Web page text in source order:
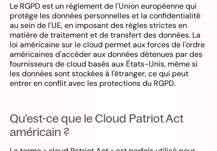
Le RGPD est un règlement de l'Union européenne qui
protège les données personnelles et la confidentialité
au sein de l'UE, en imposant des règles strictes en
matière de traitement et de transfert des données. La
loi américaine sur le cloud permet aux forces de l'ordre
américaines d'accéder aux données détenues par des
fournisseurs de cloud basés aux États-Unis, même si
les données sont stockées à l'étranger, ce qui peut
entrer en conflit avec les protections du RGPD.
Qu'est-ce que le Cloud Patriot Act
américain ?